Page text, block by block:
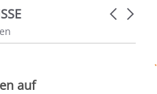
Carousel
auf